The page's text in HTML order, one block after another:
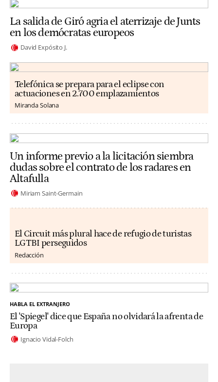
La salida de Giró agria el aterrizaje de Junts
en los demócratas europeos
David Expósito J.
Telefónica se prepara para el eclipse con
actuaciones en 2.700 emplazamientos
Miranda Solana
Un informe previo a la licitación siembra
dudas sobre el contrato de los radares en
Altafulla
Miriam Saint-Germain
El Circuit más plural hace de refugio de turistas
LGTBI perseguidos
Redacción
HABLA EL EXTRANJERO
El 'Spiegel' dice que España no olvidará la afrenta de
Europa
Ignacio Vidal-Folch